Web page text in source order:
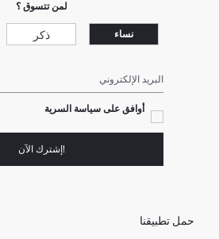
لمن تتسوق ؟
نساء ذكر
البريد الإلكتروني
أوافق على سياسة السرية
!إشترك الآن
حمل تطبيقنا